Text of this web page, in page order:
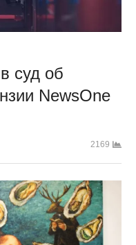
суд об
NewsOne
2169